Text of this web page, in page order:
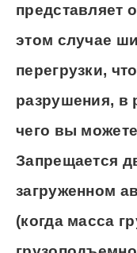
представляет
этом случае
перегрузки,
разрушения, в
чего вы
Запрещается
загруженном
(когда масса